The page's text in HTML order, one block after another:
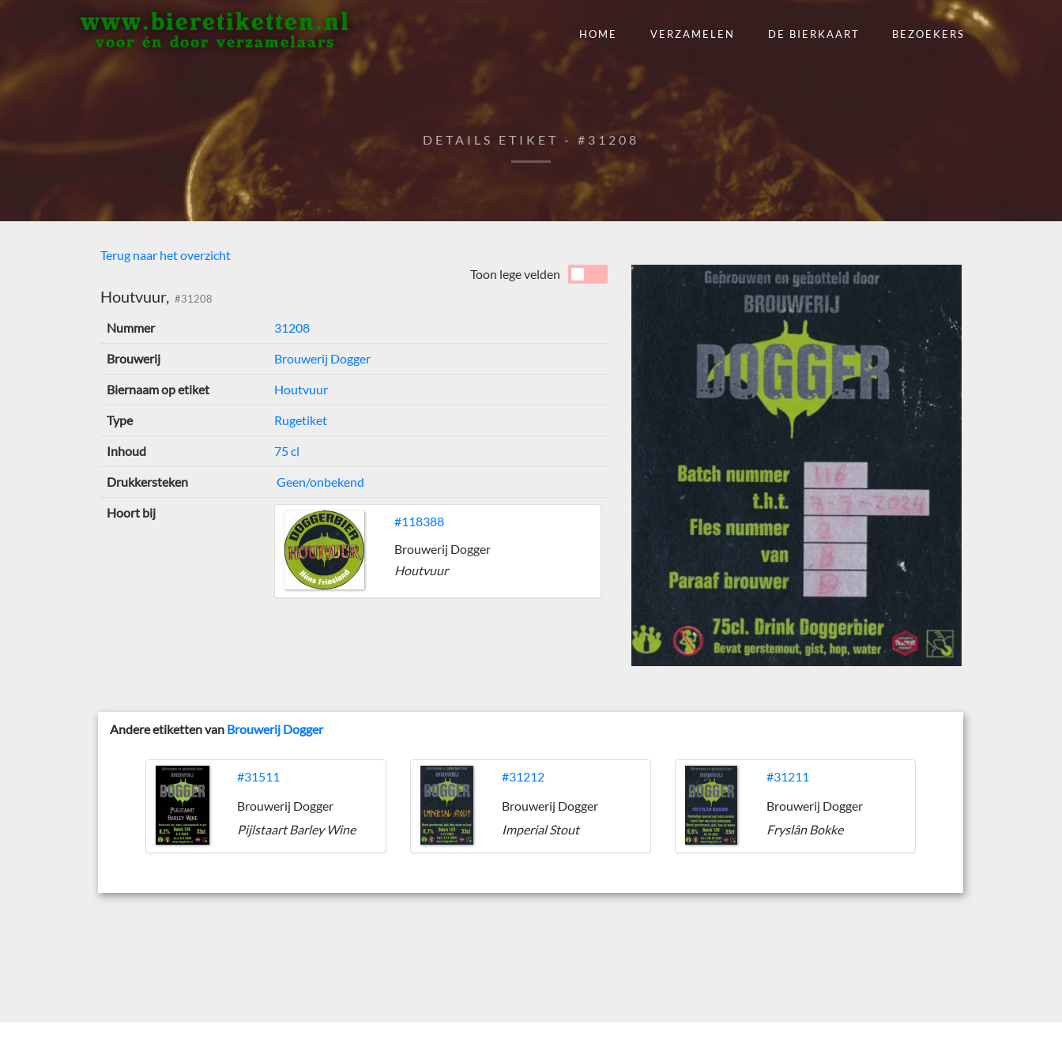
www.bieretiketten.nl
voor én door verzamelaars
HOME VERZAMELEN DE BIERKAART BEZOEKERS
DETAILS ETIKET - #31208
Terug naar het overzicht
Houtvuur, #31208
Toon lege velden
Nummer 31208
Brouwerij Brouwerij Dogger
Biernaam op etiket Houtvuur
Type Rugetiket
Inhoud 75 cl
Drukkersteken Geen/onbekend
Hoort bij
#118388
Brouwerij Dogger
Houtvuur
Andere etiketten van Brouwerij Dogger
#31511
Brouwerij Dogger
Pijlstaart Barley Wine
#31212
Brouwerij Dogger
Imperial Stout
#31211
Brouwerij Dogger
Fryslân Bokke